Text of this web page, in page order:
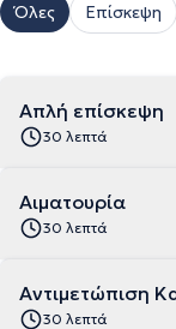
Όλες Επίσκεψη
Απλή επίσκεψη
30 λεπτά
Αιματουρία
30 λεπτά
Αντιμετώπιση
30 λεπτά